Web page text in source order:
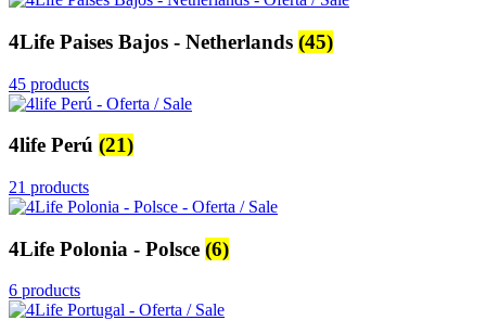
4Life Paises Bajos - Netherlands (45)
45 products
4life Perú (21)
21 products
4Life Polonia - Polsce (6)
6 products